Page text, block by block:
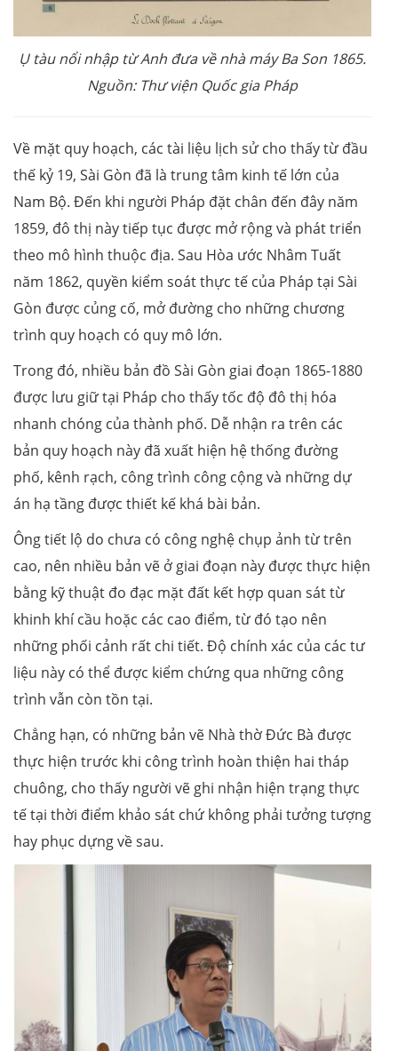
Ụ tàu nổi nhập từ Anh đưa về nhà máy Ba Son 1865.
Nguồn: Thư viện Quốc gia Pháp
Về mặt quy hoạch, các tài liệu lịch sử cho thấy từ đầu
thế kỷ 19, Sài Gòn đã là trung tâm kinh tế lớn của
Nam Bộ. Đến khi người Pháp đặt chân đến đây năm
1859, đô thị này tiếp tục được mở rộng và phát triển
theo mô hình thuộc địa. Sau Hòa ước Nhâm Tuất
năm 1862, quyền kiểm soát thực tế của Pháp tại Sài
Gòn được củng cố, mở đường cho những chương
trình quy hoạch có quy mô lớn.
Trong đó, nhiều bản đồ Sài Gòn giai đoạn 1865-1880
được lưu giữ tại Pháp cho thấy tốc độ đô thị hóa
nhanh chóng của thành phố. Dễ nhận ra trên các
bản quy hoạch này đã xuất hiện hệ thống đường
phố, kênh rạch, công trình công cộng và những dự
án hạ tầng được thiết kế khá bài bản.
Ông tiết lộ do chưa có công nghệ chụp ảnh từ trên
cao, nên nhiều bản vẽ ở giai đoạn này được thực hiện
bằng kỹ thuật đo đạc mặt đất kết hợp quan sát từ
khinh khí cầu hoặc các cao điểm, từ đó tạo nên
những phối cảnh rất chi tiết. Độ chính xác của các tư
liệu này có thể được kiểm chứng qua những công
trình vẫn còn tồn tại.
Chẳng hạn, có những bản vẽ Nhà thờ Đức Bà được
thực hiện trước khi công trình hoàn thiện hai tháp
chuông, cho thấy người vẽ ghi nhận hiện trạng thực
tế tại thời điểm khảo sát chứ không phải tưởng tượng
hay phục dựng về sau.